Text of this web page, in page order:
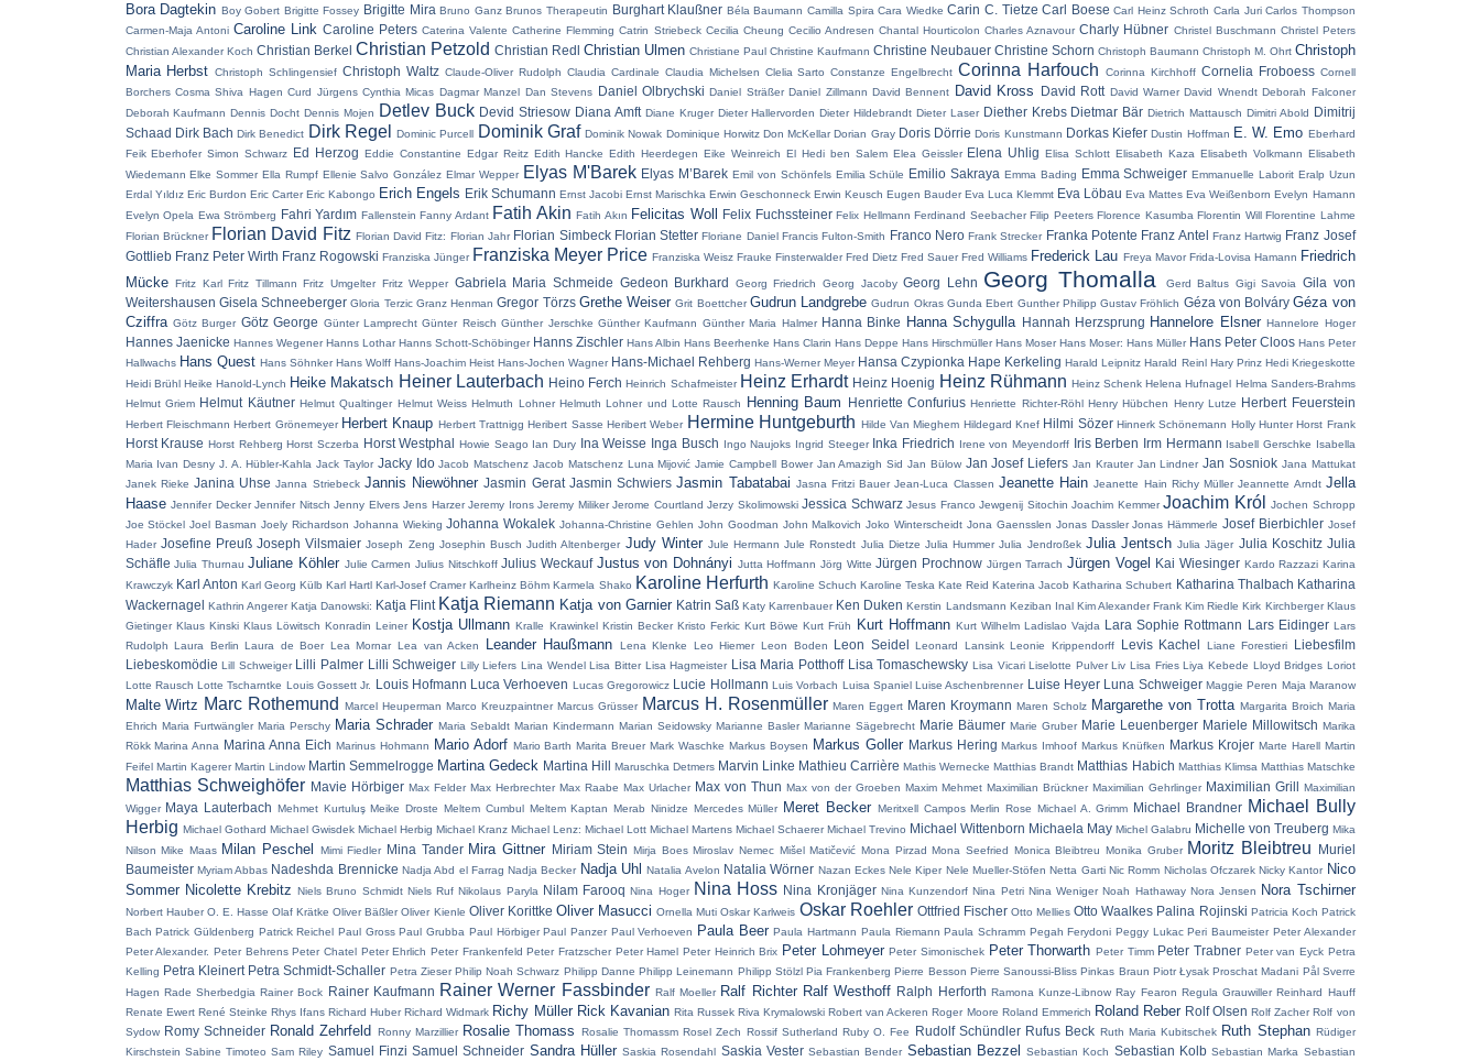
Bora Dagtekin Boy Gobert Brigitte Fossey Brigitte Mira Bruno Ganz Brunos Therapeutin Burghart Klaußner Béla Baumann Camilla Spira Cara Wiedke Carin C. Tietze Carl Boese Carl Heinz Schroth Carla Juri Carlos Thompson
Carmen-Maja Antoni Caroline Link Caroline Peters Caterina Valente Catherine Flemming Catrin Striebeck Cecilia Cheung Cecilio Andresen Chantal Hourticolon Charles Aznavour Charly Hübner Christel Buschmann Christel Peters
Christian Alexander Koch Christian Berkel Christian Petzold Christian Redl Christian Ulmen Christiane Paul Christine Kaufmann Christine Neubauer Christine Schorn Christoph Baumann Christoph M. Ohrt Christoph
Maria Herbst Christoph Schlingensief Christoph Waltz Claude-Oliver Rudolph Claudia Cardinale Claudia Michelsen Clelia Sarto Constanze Engelbrecht Corinna Harfouch Corinna Kirchhoff Cornelia Froboess Cornell
Borchers Cosma Shiva Hagen Curd Jürgens Cynthia Micas Dagmar Manzel Dan Stevens Daniel Olbrychski Daniel Sträßer Daniel Zillmann David Bennent David Kross David Rott David Warner David Wnendt Deborah Falconer
Deborah Kaufmann Dennis Docht Dennis Mojen Detlev Buck Devid Striesow Diana Amft Diane Kruger Dieter Hallervorden Dieter Hildebrandt Dieter Laser Diether Krebs Dietmar Bär Dietrich Mattausch Dimitri Abold
Dimitrij
Schaad Dirk Bach Dirk Benedict Dirk Regel Dominic Purcell Dominik Graf Dominik Nowak Dominique Horwitz Don McKellar Dorian Gray Doris Dörrie Doris Kunstmann Dorkas Kiefer Dustin Hoffman E. W. Emo Eberhard
Feik Eberhofer Simon Schwarz Ed Herzog Eddie Constantine Edgar Reitz Edith Hancke Edith Heerdegen Eike Weinreich El Hedi ben Salem Elea Geissler Elena Uhlig Elisa Schlott Elisabeth Kaza Elisabeth Volkmann Elisabeth
Wiedemann Elke Sommer Ella Rumpf Ellenie Salvo González Elmar Wepper Elyas M'Barek Elyas M’Barek Emil von Schönfels Emilia Schüle Emilio Sakraya Emma Bading Emma Schweiger Emmanuelle Laborit Eralp Uzun
Erdal Yıldız Eric Burdon Eric Carter Eric Kabongo Erich Engels Erik Schumann Ernst Jacobi Ernst Marischka Erwin Geschonneck Erwin Keusch Eugen Bauder Eva Luca Klemmt Eva Löbau Eva Mattes Eva Weißenborn Evelyn Hamann
Evelyn Opela Ewa Strömberg Fahri Yardım Fallenstein Fanny Ardant Fatih Akin Fatih Akın Felicitas Woll Felix Fuchssteiner Felix Hellmann Ferdinand Seebacher Filip Peeters Florence Kasumba Florentin Will Florentine Lahme
Florian Brückner Florian David Fitz Florian David Fitz: Florian Jahr Florian Simbeck Florian Stetter Floriane Daniel Francis Fulton-Smith Franco Nero Frank Strecker Franka Potente Franz Antel Franz Hartwig Franz Josef
Gottlieb Franz Peter Wirth Franz Rogowski Franziska Jünger Franziska Meyer Price Franziska Weisz Frauke Finsterwalder Fred Dietz Fred Sauer Fred Williams Frederick Lau Freya Mavor Frida-Lovisa Hamann Friedrich
Mücke Fritz Karl Fritz Tillmann Fritz Umgelter Fritz Wepper Gabriela Maria Schmeide Gedeon Burkhard Georg Friedrich Georg Jacoby Georg Lehn Georg Thomalla Gerd Baltus Gigi Savoia
Gila von
Weitershausen Gisela Schneeberger Gloria Terzic Granz Henman Gregor Törzs Grethe Weiser Grit Boettcher Gudrun Landgrebe Gudrun Okras Gunda Ebert Gunther Philipp Gustav Fröhlich Géza von Bolváry Géza von
Cziffra Götz Burger Götz George Günter Lamprecht Günter Reisch Günther Jerschke Günther Kaufmann Günther Maria Halmer Hanna Binke Hanna Schygulla Hannah Herzsprung Hannelore Elsner Hannelore Hoger
Hannes Jaenicke Hannes Wegener Hanns Lothar Hanns Schott-Schöbinger Hanns Zischler Hans Albin Hans Beerhenke Hans Clarin Hans Deppe Hans Hirschmüller Hans Moser Hans Moser: Hans Müller Hans Peter Cloos Hans Peter
Hallwachs Hans Quest Hans Söhnker Hans Wolff Hans-Joachim Heist Hans-Jochen Wagner Hans-Michael Rehberg Hans-Werner Meyer Hansa Czypionka Hape Kerkeling Harald Leipnitz Harald Reinl Hary Prinz Hedi Kriegeskotte
Heidi Brühl Heike Hanold-Lynch Heike Makatsch Heiner Lauterbach Heino Ferch Heinrich Schafmeister Heinz Erhardt Heinz Hoenig Heinz Rühmann Heinz Schenk Helena Hufnagel Helma Sanders-Brahms
Helmut Griem Helmut Käutner Helmut Qualtinger Helmut Weiss Helmuth Lohner Helmuth Lohner und Lotte Rausch Henning Baum Henriette Confurius Henriette Richter-Röhl Henry Hübchen Henry Lutze Herbert Feuerstein
Herbert Fleischmann Herbert Grönemeyer Herbert Knaup Herbert Trattnigg Heribert Sasse Heribert Weber Hermine Huntgeburth Hilde Van Mieghem Hildegard Knef Hilmi Sözer Hinnerk Schönemann Holly Hunter Horst Frank
Horst Krause Horst Rehberg Horst Sczerba Horst Westphal Howie Seago Ian Dury Ina Weisse Inga Busch Ingo Naujoks Ingrid Steeger Inka Friedrich Irene von Meyendorff Iris Berben Irm Hermann Isabell Gerschke Isabella
Maria Ivan Desny J. A. Hübler-Kahla Jack Taylor Jacky Ido Jacob Matschenz Jacob Matschenz Luna Mijović Jamie Campbell Bower Jan Amazigh Sid Jan Bülow Jan Josef Liefers Jan Krauter Jan Lindner Jan Sosniok Jana Mattukat
Janek Rieke Janina Uhse Janna Striebeck Jannis Niewöhner Jasmin Gerat Jasmin Schwiers Jasmin Tabatabai Jasna Fritzi Bauer Jean-Luca Classen Jeanette Hain Jeanette Hain Richy Müller Jeannette Arndt Jella
Haase Jennifer Decker Jennifer Nitsch Jenny Elvers Jens Harzer Jeremy Irons Jeremy Miliker Jerome Courtland Jerzy Skolimowski Jessica Schwarz Jesus Franco Jewgenij Sitochin Joachim Kemmer Joachim Król
Jochen Schropp
Joe Stöckel Joel Basman Joely Richardson Johanna Wieking Johanna Wokalek Johanna-Christine Gehlen John Goodman John Malkovich Joko Winterscheidt Jona Gaensslen Jonas Dassler Jonas Hämmerle Josef Bierbichler Josef
Hader Josefine Preuß Joseph Vilsmaier Joseph Zeng Josephin Busch Judith Altenberger Judy Winter Jule Hermann Jule Ronstedt Julia Dietze Julia Hummer Julia Jendroßek Julia Jentsch Julia Jäger Julia Koschitz Julia
Schäfle Julia Thurnau Juliane Köhler Julie Carmen Julius Nitschkoff Julius Weckauf Justus von Dohnányi Jutta Hoffmann Jörg Witte Jürgen Prochnow Jürgen Tarrach Jürgen Vogel Kai Wiesinger Kardo Razzazi Karina
Krawczyk Karl Anton Karl Georg Külb Karl Hartl Karl-Josef Cramer Karlheinz Böhm Karmela Shako Karoline Herfurth Karoline Schuch Karoline Teska Kate Reid Katerina Jacob Katharina Schubert Katharina Thalbach Katharina
Wackernagel
Kathrin Angerer Katja Danowski: Katja Flint Katja Riemann Katja von Garnier Katrin Saß Katy Karrenbauer Ken Duken Kerstin Landsmann Keziban Inal Kim Alexander Frank Kim Riedle Kirk Kirchberger Klaus
Gietinger Klaus Kinski Klaus Löwitsch Konradin Leiner Kostja Ullmann Kralle Krawinkel Kristin Becker Kristo Ferkic Kurt Böwe Kurt Früh Kurt Hoffmann Kurt Wilhelm Ladislao Vajda Lara Sophie Rottmann Lars Eidinger Lars
Rudolph Laura Berlin Laura de Boer Lea Mornar Lea van Acken Leander Haußmann Lena Klenke Leo Hiemer Leon Boden Leon Seidel Leonard Lansink Leonie Krippendorff Levis Kachel Liane Forestieri
Liebesfilm
Liebeskomödie Lill Schweiger Lilli Palmer Lilli Schweiger Lilly Liefers Lina Wendel Lisa Bitter Lisa Hagmeister Lisa Maria Potthoff Lisa Tomaschewsky Lisa Vicari Liselotte Pulver Liv Lisa Fries Liya Kebede Lloyd Bridges Loriot
Lotte Rausch Lotte Tscharntke Louis Gossett Jr. Louis Hofmann Luca Verhoeven Lucas Gregorowicz Lucie Hollmann Luis Vorbach Luisa Spaniel Luise Aschenbrenner Luise Heyer Luna Schweiger Maggie Peren Maja Maranow
Malte Wirtz Marc Rothemund Marcel Heuperman Marco Kreuzpaintner Marcus Grüsser Marcus H. Rosenmüller Maren Eggert Maren Kroymann Maren Scholz Margarethe von Trotta Margarita Broich Maria
Ehrich Maria Furtwängler Maria Perschy Maria Schrader Maria Sebaldt Marian Kindermann Marian Seidowsky Marianne Basler Marianne Sägebrecht Marie Bäumer Marie Gruber Marie Leuenberger Mariele Millowitsch Marika
Rökk Marina Anna Marina Anna Eich Marinus Hohmann Mario Adorf Mario Barth Marita Breuer Mark Waschke Markus Boysen Markus Goller Markus Hering Markus Imhoof Markus Knüfken Markus Krojer Marte Harell Martin
Feifel Martin Kagerer Martin Lindow Martin Semmelrogge Martina Gedeck Martina Hill Maruschka Detmers Marvin Linke Mathieu Carrière Mathis Wernecke Matthias Brandt Matthias Habich Matthias Klimsa Matthias Matschke
Matthias Schweighöfer Mavie Hörbiger Max Felder Max Herbrechter Max Raabe Max Urlacher Max von Thun Max von der Groeben Maxim Mehmet Maximilian Brückner Maximilian Gehrlinger Maximilian Grill
Maximilian
Wigger Maya Lauterbach Mehmet Kurtuluş Meike Droste Meltem Cumbul Meltem Kaptan Merab Ninidze Mercedes Müller Meret Becker Meritxell Campos Merlin Rose Michael A. Grimm Michael Brandner Michael Bully
Herbig Michael Gothard Michael Gwisdek Michael Herbig Michael Kranz Michael Lenz: Michael Lott Michael Martens Michael Schaerer Michael Trevino Michael Wittenborn Michaela May Michel Galabru Michelle von Treuberg Mika
Nilson Mike Maas Milan Peschel Mimi Fiedler Mina Tander Mira Gittner Miriam Stein Mirja Boes Miroslav Nemec Mišel Matičević Mona Pirzad Mona Seefried Monica Bleibtreu Monika Gruber Moritz Bleibtreu
Muriel
Baumeister Myriam Abbas Nadeshda Brennicke Nadja Abd el Farrag Nadja Becker Nadja Uhl Natalia Avelon Natalia Wörner Nazan Eckes Nele Kiper Nele Mueller-Stöfen Netta Garti Nic Romm Nicholas Ofczarek Nicky Kantor Nico
Sommer Nicolette Krebitz Niels Bruno Schmidt Niels Ruf Nikolaus Paryla Nilam Farooq Nina Hoger Nina Hoss Nina Kronjäger Nina Kunzendorf Nina Petri Nina Weniger Noah Hathaway Nora Jensen Nora Tschirner
Norbert Hauber O. E. Hasse Olaf Krätke Oliver Bäßler Oliver Kienle Oliver Korittke Oliver Masucci Ornella Muti Oskar Karlweis Oskar Roehler Ottfried Fischer Otto Mellies Otto Waalkes Palina Rojinski Patricia Koch Patrick
Bach Patrick Güldenberg Patrick Reichel Paul Gross Paul Grubba Paul Hörbiger Paul Panzer Paul Verhoeven Paula Beer Paula Hartmann Paula Riemann Paula Schramm Pegah Ferydoni Peggy Lukac Peri Baumeister Peter Alexander
Peter Alexander. Peter Behrens Peter Chatel Peter Ehrlich Peter Frankenfeld Peter Fratzscher Peter Hamel Peter Heinrich Brix Peter Lohmeyer Peter Simonischek Peter Thorwarth Peter Timm Peter Trabner Peter van Eyck Petra
Kelling Petra Kleinert Petra Schmidt-Schaller Petra Zieser Philip Noah Schwarz Philipp Danne Philipp Leinemann Philipp Stölzl Pia Frankenberg Pierre Besson Pierre Sanoussi-Bliss Pinkas Braun Piotr Łysak Proschat Madani Pål Sverre
Hagen Rade Sherbedgia Rainer Bock Rainer Kaufmann Rainer Werner Fassbinder Ralf Moeller Ralf Richter Ralf Westhoff Ralph Herforth Ramona Kunze-Libnow Ray Fearon Regula Grauwiller Reinhard Hauff
Renate Ewert René Steinke Rhys Ifans Richard Huber Richard Widmark Richy Müller Rick Kavanian Rita Russek Riva Krymalowski Robert van Ackeren Roger Moore Roland Emmerich Roland Reber Rolf Olsen Rolf Zacher Rolf von
Sydow Romy Schneider Ronald Zehrfeld Ronny Marzillier Rosalie Thomass Rosalie Thomassm Rosel Zech Rossif Sutherland Ruby O. Fee Rudolf Schündler Rufus Beck Ruth Maria Kubitschek Ruth Stephan Rüdiger
Kirschstein Sabine Timoteo Sam Riley Samuel Finzi Samuel Schneider Sandra Hüller Saskia Rosendahl Saskia Vester Sebastian Bender Sebastian Bezzel Sebastian Koch Sebastian Kolb Sebastian Marka Sebastian